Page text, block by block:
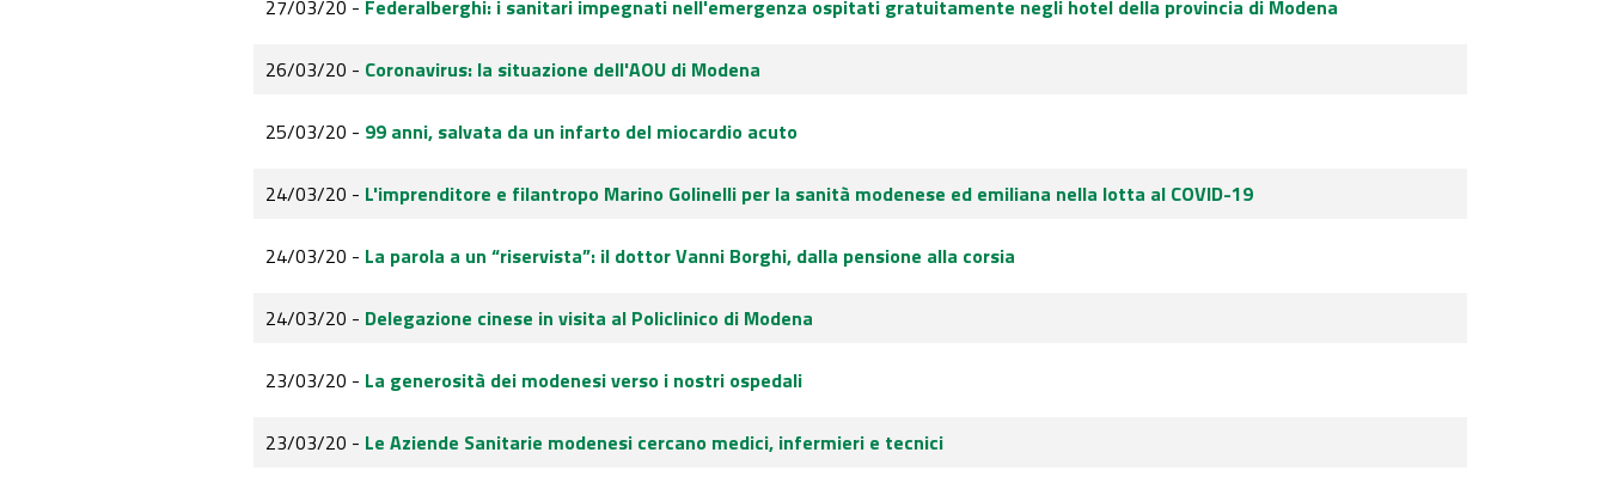
27/03/20 - Federalberghi: i sanitari impegnati nell'emergenza ospitati gratuitamente negli hotel della provincia di Modena
26/03/20 - Coronavirus: la situazione dell'AOU di Modena
25/03/20 - 99 anni, salvata da un infarto del miocardio acuto
24/03/20 - L'imprenditore e filantropo Marino Golinelli per la sanità modenese ed emiliana nella lotta al COVID-19
24/03/20 - La parola a un “riservista”: il dottor Vanni Borghi, dalla pensione alla corsia
24/03/20 - Delegazione cinese in visita al Policlinico di Modena
23/03/20 - La generosità dei modenesi verso i nostri ospedali
23/03/20 - Le Aziende Sanitarie modenesi cercano medici, infermieri e tecnici